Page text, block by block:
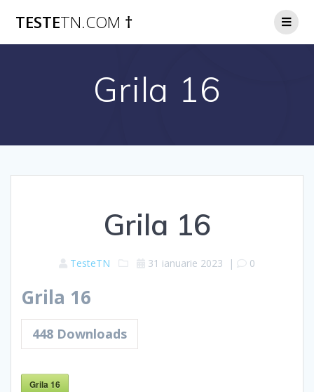
TESTETN.COM †
Grila 16
Grila 16
TesteTN 31 ianuarie 2023 | 0
Grila 16
448 Downloads
Grila 16